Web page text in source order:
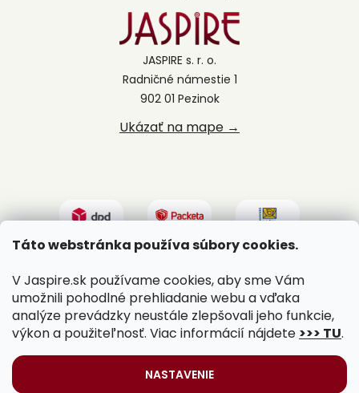
Táto webstránka používa súbory cookies.
V Jaspire.sk používame cookies, aby sme Vám
umožnili pohodlné prehliadanie webu a vďaka
analýze prevádzky neustále zlepšovali jeho funkcie,
výkon a použiteľnosť. Viac informácií nájdete >>> TU.
NASTAVENIE
JASPIRE s. r. o.
Radničné námestie 1
902 01 Pezinok
Ukázať na mape →